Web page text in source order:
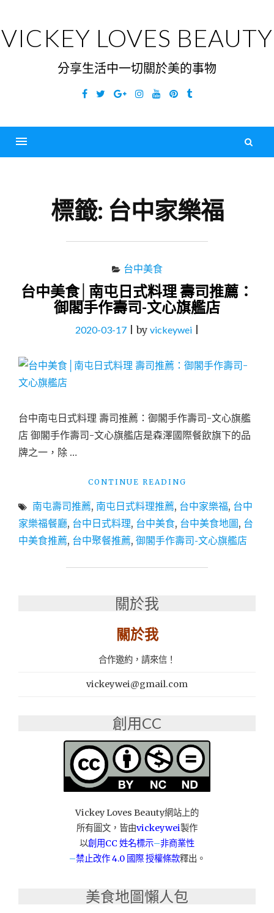
content
VICKEY LOVES BEAUTY
分享生活中一切關於美的事物
Facebook
TwitterGoogleInstagramYouTubePinterest
Tumblr
標籤: 台中家樂福
台中美食
台中美食│南屯日式料理 壽司推薦：
御閣手作壽司-文心旗艦店
2020-03-17|by vickeywei|
台中南屯日式料理 壽司推薦：御閣手作壽司-文心旗艦
店 御閣手作壽司-文心旗艦店是森澤國際餐飲旗下的品
牌之一，除 …
CONTINUE READING
美
食
南
閣
司-
文
心
旗
艦
南屯壽司推薦, 南屯日式料理推薦, 台中家樂福, 台中
家樂福餐廳, 台中日式料理, 台中美食, 台中美食地圖, 台
中美食推薦, 台中聚餐推薦, 御閣手作壽司-文心旗艦店
關於我
關於我
合作邀約，請來信！
vickeywei@gmail.com
創用CC
Vickey Loves Beauty網站上的
所有圖文，皆由vickeywei製作
以創用CC 姓名標示–非商業性
–禁止改作4.0 國際 授權條款釋出。
美食地圖懶人包